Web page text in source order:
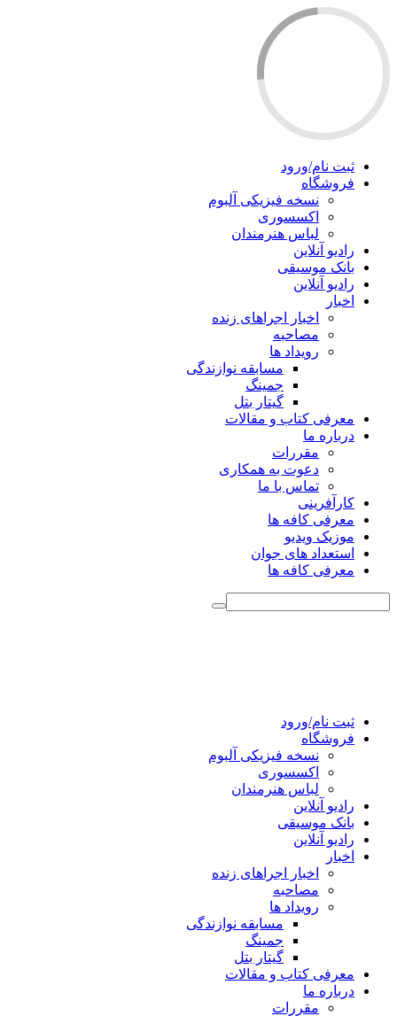
ثبت نام/ورود
فروشگاه
نسخه فیزیکی آلبوم
اکسسوری
لباس هنرمندان
رادیو آنلاین
بانک موسیقی
رادیو آنلاین
اخبار
اخبار اجراهای زنده
مصاحبه
رویداد ها
مسابقه نوازندگی
جمینگ
گیتار بتل
معرفی کتاب و مقالات
درباره ما
مقررات
دعوت به همکاری
تماس با ما
کارآفرینی
معرفی کافه ها
موزیک ویدیو
استعداد های جوان
معرفی کافه ها
ثبت نام/ورود
فروشگاه
نسخه فیزیکی آلبوم
اکسسوری
لباس هنرمندان
رادیو آنلاین
بانک موسیقی
رادیو آنلاین
اخبار
اخبار اجراهای زنده
مصاحبه
رویداد ها
مسابقه نوازندگی
جمینگ
گیتار بتل
معرفی کتاب و مقالات
درباره ما
مقررات